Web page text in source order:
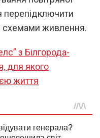
перепідключити
схемами живлення.
з Білгорода-
для якого
життя